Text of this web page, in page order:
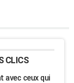
CLICS
avec ceux qui